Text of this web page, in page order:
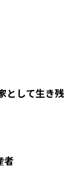
として生き残
者